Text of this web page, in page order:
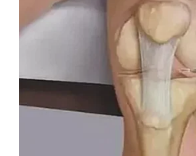
SPORT
UMKM